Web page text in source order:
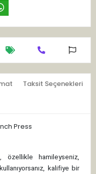
Taksit Seçenekleri
Press
özellikle hamileyseniz,
kalifiye bir